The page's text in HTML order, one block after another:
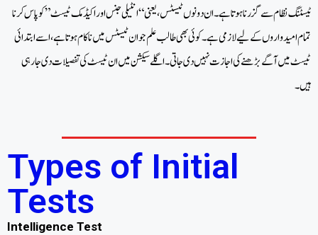
ٹیسٹنگ نظام سے گزرنا ہوتا ہے۔ ان دونوں ٹیسٹس، یعنی “انٹیلی جنس اور اکیڈمک ٹیسٹ” کو پاس کرنا
تمام امیدواروں کے لیے لازمی ہے۔ کوئی بھی طالب علم جو ان ٹیسٹس میں ناکام ہوتا ہے، اسے ابتدائی
ٹیسٹ میں آگے بڑھنے کی اجازت نہیں دی جاتی۔اگلے سیکشن میں ان ٹیسٹ کی تفصیلات دی جارہی
ہیں۔
Types of Initial
Tests
Intelligence Test